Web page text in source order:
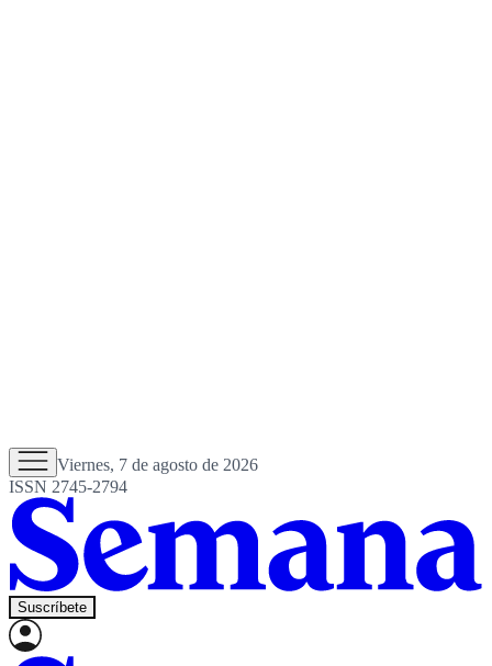
Viernes, 7 de agosto de 2026
ISSN 2745-2794
Suscríbete